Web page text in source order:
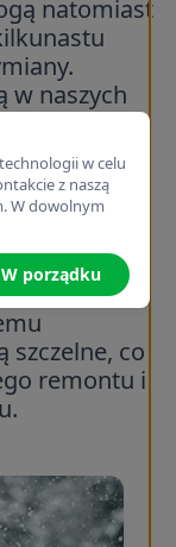
natomiast
w naszych
Krakowie
W
szczelne, co
remontu i
w celu
z naszą
W dowolnym
W porządku